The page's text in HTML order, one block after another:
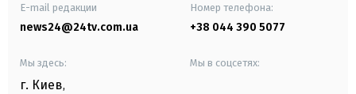
E-mail редакции
news24@24tv.com.ua
Номер телефона:
+38 044 390 5077
Мы здесь:
г. Киев,
Мы в соцсетях: